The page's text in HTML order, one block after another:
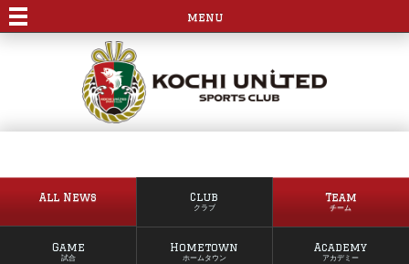
menu
All News Club
クラブ
Team
チーム
Game
試合
Hometown
ホームタウン
Academy
アカデミー